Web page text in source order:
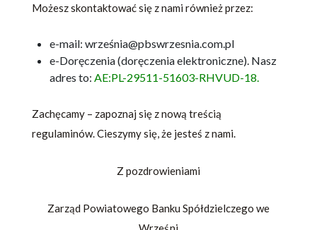
Możesz skontaktować się z nami również przez:
e-mail: września@pbswrzesnia.com.pl
e-Doręczenia (doręczenia elektroniczne). Nasz
adres to: AE:PL-29511-51603-RHVUD-18.
Zachęcamy – zapoznaj się z nową treścią
regulaminów. Cieszymy się, że jesteś z nami.
Z pozdrowieniami
Zarząd Powiatowego Banku Spółdzielczego we